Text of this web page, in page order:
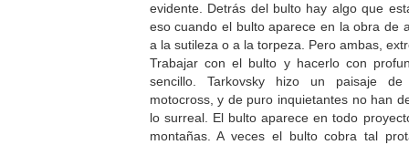
evidente. Detrás del bulto hay algo que
eso cuando el bulto aparece en la obra de
a la sutileza o a la torpeza. Pero ambas,
Trabajar con el bulto y hacerlo con
sencillo. Tarkovsky hizo un paisaje
motocross, y de puro inquietantes no han
lo surreal. El bulto aparece en todo
montañas. A veces el bulto cobra tal